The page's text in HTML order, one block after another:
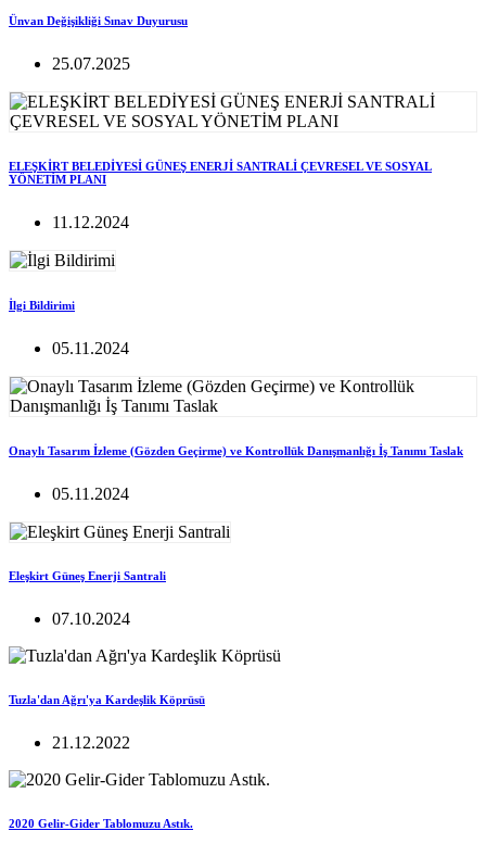
Ünvan Değişikliği Sınav Duyurusu
25.07.2025
ELEŞKİRT BELEDİYESİ GÜNEŞ ENERJİ SANTRALİ ÇEVRESEL VE SOSYAL
YÖNETİM PLANI
11.12.2024
İlgi Bildirimi
05.11.2024
Onaylı Tasarım İzleme (Gözden Geçirme) ve Kontrollük Danışmanlığı İş Tanımı Taslak
05.11.2024
Eleşkirt Güneş Enerji Santrali
07.10.2024
Tuzla'dan Ağrı'ya Kardeşlik Köprüsü
21.12.2022
2020 Gelir-Gider Tablomuzu Astık.